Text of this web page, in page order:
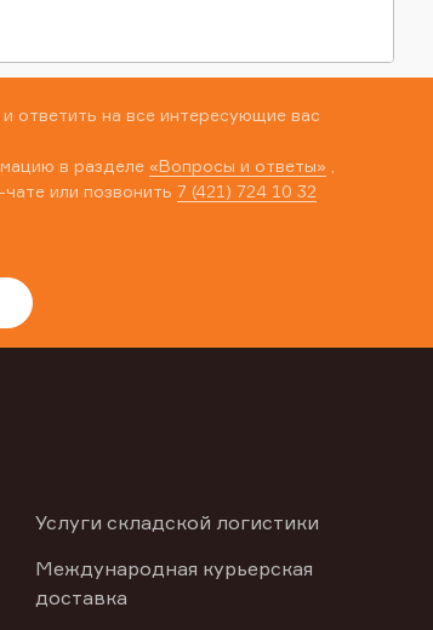
ответить на все интересующие вас
в разделе «Вопросы и ответы»
или позвонить 7 (421) 724 10 32
Услуги складской логистики
Международная курьерская
доставка